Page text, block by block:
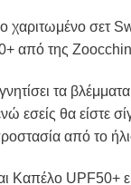
χαριτωμένο σετ
από της
τα
εσείς θα είστε
από το
Καπέλο UPF50+